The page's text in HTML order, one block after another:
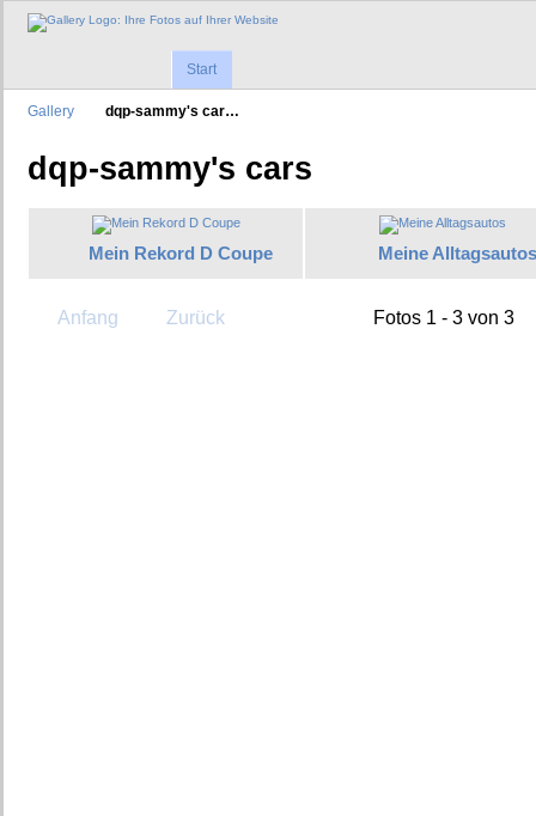
Start
Gallery dqp-sammy's car…
dqp-sammy's cars
Mein Rekord D Coupe Meine Alltagsautos
Anfang Zurück Fotos 1 - 3 von 3